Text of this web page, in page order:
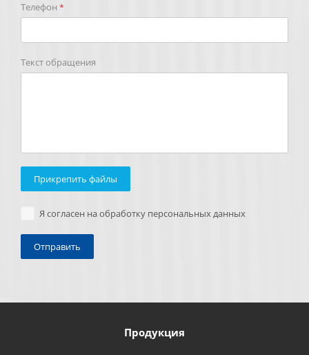
Телефон *
Текст обращения
Прикрепить файлы
Я согласен на обработку персональных данных
Продукция